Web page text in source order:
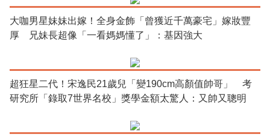
大咖男星妹妹出嫁！全身金飾「曾獲近千萬豪宅」嫁妝豐
厚 兄妹長超像「一看媽媽懂了」：基因強大
超狂星二代！宋逸民21歲兒「變190cm高顏值帥哥」 考
研究所「錄取7世界名校」獎學金額太驚人：又帥又聰明